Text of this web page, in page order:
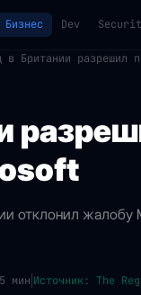
Бизнес Dev
в Британии разрешил
отклонил
5 мин Источник: The